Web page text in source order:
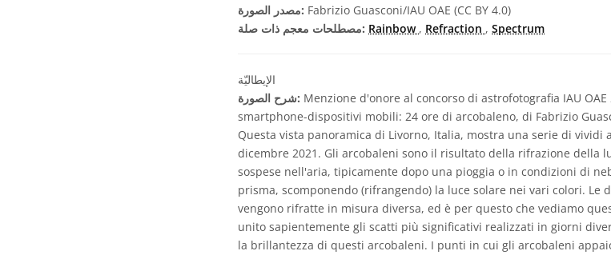
مصدر الصورة: Fabrizio Guasconi/IAU OAE (CC BY 4.0)
مصطلحات معجم ذات صلة: Rainbow , Refraction , Spectrum
الإيطاليّة
شرح الصورة: Menzione d'onore al concorso di astrofotografia IAU
smartphone-dispositivi mobili: 24 ore di arcobaleno, di Fabrizio
Questa vista panoramica di Livorno, Italia, mostra una serie di
dicembre 2021. Gli arcobaleni sono il risultato della rifrazione della
sospese nell'aria, tipicamente dopo una pioggia o in condizioni di
prisma, scomponendo (rifrangendo) la luce solare nei vari colori. Le
vengono rifratte in misura diversa, ed è per questo che vediamo
unito sapientemente gli scatti più significativi realizzati in giorni
la brillantezza di questi arcobaleni. I punti in cui gli arcobaleni